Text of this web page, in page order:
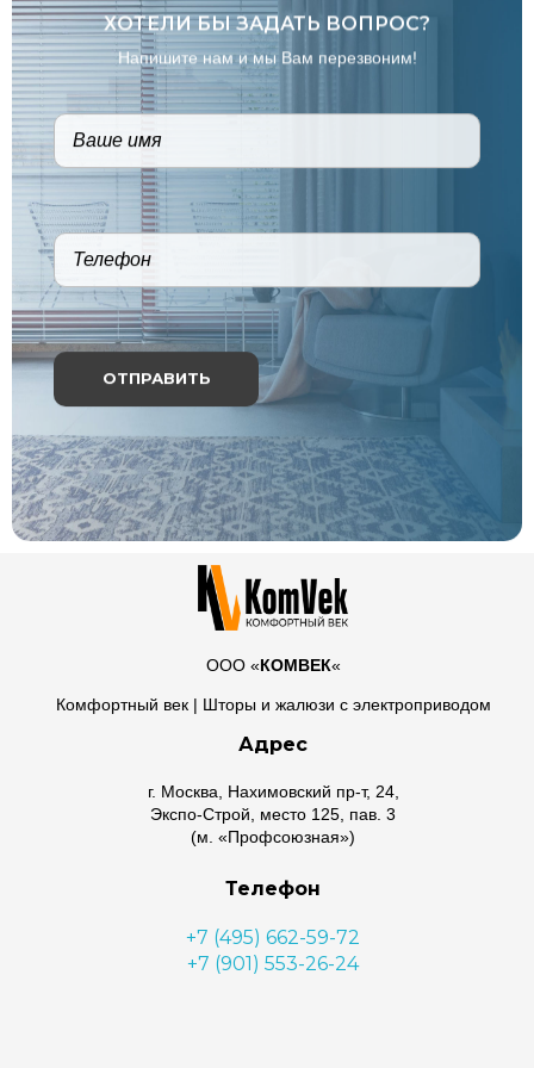
ХОТЕЛИ БЫ ЗАДАТЬ ВОПРОС?
Напишите нам и мы Вам перезвоним!
ООО «КОМВЕК«
Комфортный век | Шторы и жалюзи с электроприводом
Адрес
г. Москва, Нахимовский пр-т, 24,
Экспо-Строй, место 125, пав. 3
(м. «Профсоюзная»)
Телефон
+7 (495) 662-59-72
+7 (901) 553-26-24